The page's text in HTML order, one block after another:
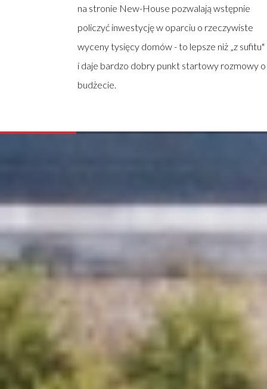
na stronie New-House pozwalają wstępnie
policzyć inwestycję w oparciu o rzeczywiste
wyceny tysięcy domów - to lepsze niż „z sufitu"
i daje bardzo dobry punkt startowy rozmowy o
budżecie.